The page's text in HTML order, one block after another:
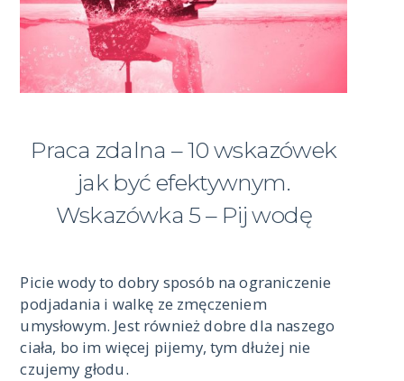
Praca zdalna – 10 wskazówek
jak być efektywnym.
Wskazówka 5 – Pij wodę
Picie wody to dobry sposób na ograniczenie
podjadania i walkę ze zmęczeniem
umysłowym. Jest również dobre dla naszego
ciała, bo im więcej pijemy, tym dłużej nie
czujemy głodu.